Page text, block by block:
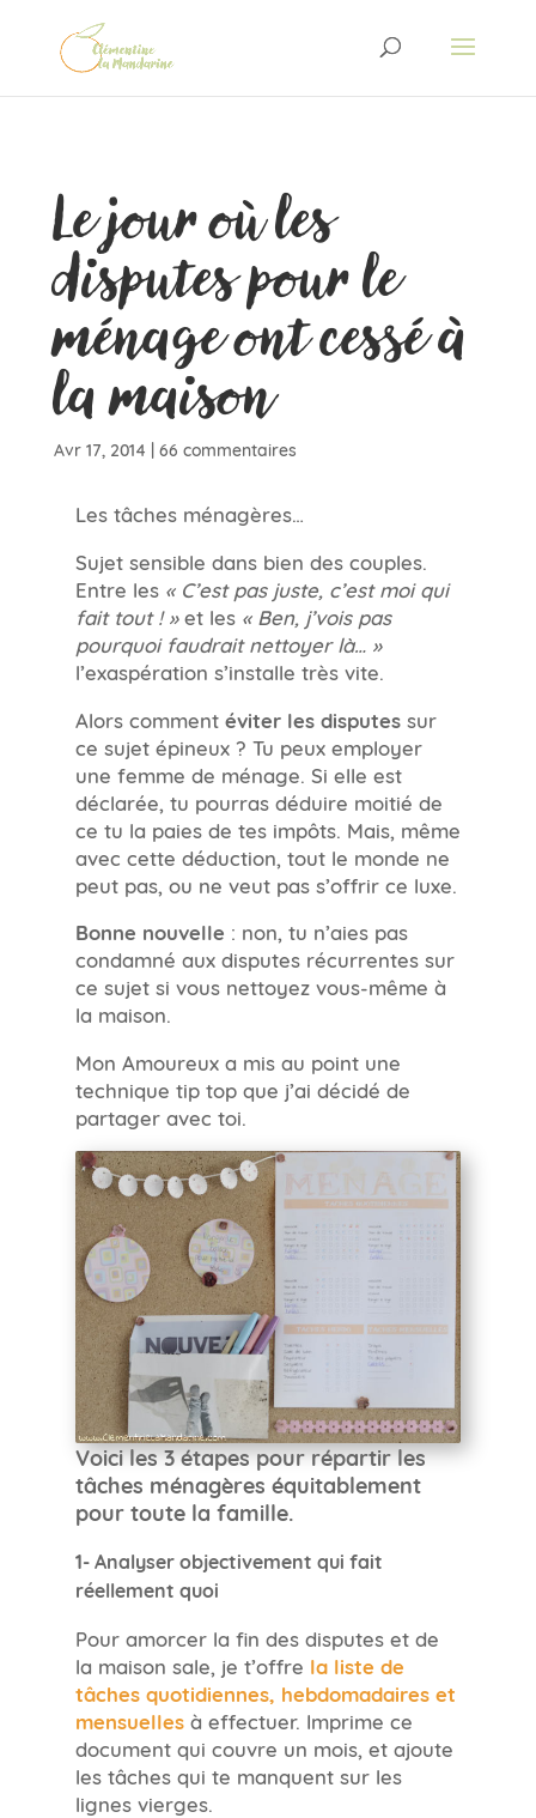
Le jour où les
disputes pour le
ménage ont cessé à
la maison
Avr 17, 2014 | 66 commentaires
Les tâches ménagères…
Sujet sensible dans bien des couples.
Entre les « C’est pas juste, c’est moi qui
fait tout ! »et les « Ben, j’vois pas
pourquoi faudrait nettoyer là… »
l’exaspération s’installe très vite.
Alors comment éviter les disputessur
ce sujet épineux ? Tu peux employer
une femme de ménage. Si elle est
déclarée, tu pourras déduire moitié de
ce tu la paies de tes impôts. Mais, même
avec cette déduction, tout le monde ne
peut pas, ou ne veut pas s’offrir ce luxe.
Bonne nouvelle : non, tu n’aies pas
condamné aux disputes récurrentes sur
ce sujet si vous nettoyez vous-même à
la maison.
Mon Amoureux a mis au point une
technique tip top que j’ai décidé de
partager avec toi.
Voici les 3 étapes pour répartir les
tâches ménagères équitablement
pour toute la famille.
1- Analyser objectivement qui fait
réellement quoi
Pour amorcer la fin des disputes et de
la maison sale, je t’offre la liste de
tâches quotidiennes, hebdomadaires et
mensuellesà effectuer. Imprime ce
document qui couvre un mois, et ajoute
les tâches qui te manquent sur les
lignes vierges.